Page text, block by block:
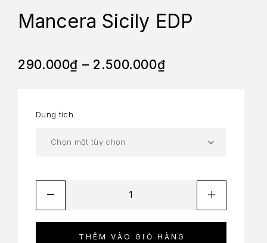
Mancera Sicily EDP
290.000₫ – 2.500.000₫
Dung tích
THÊM VÀO GIỎ HÀNG